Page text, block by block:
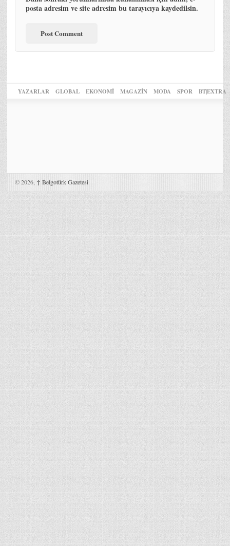
posta adresim ve site adresim bu tarayıcıya kaydedilsin.
YAZARLAR GLOBAL EKONOMİ MAGAZİN MODA SPOR BT|EXTRA
© 2026, ↑ Belgotürk Gazetesi